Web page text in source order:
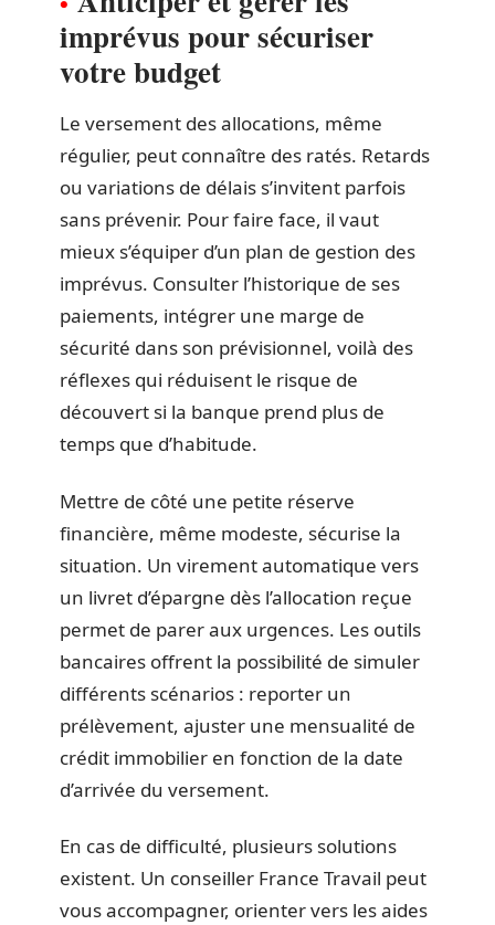
imprévus pour sécuriser
votre budget
Le versement des allocations, même
régulier, peut connaître des ratés. Retards
ou variations de délais s’invitent parfois
sans prévenir. Pour faire face, il vaut
mieux s’équiper d’un plan de gestion des
imprévus. Consulter l’historique de ses
paiements, intégrer une marge de
sécurité dans son prévisionnel, voilà des
réflexes qui réduisent le risque de
découvert si la banque prend plus de
temps que d’habitude.
Mettre de côté une petite réserve
financière, même modeste, sécurise la
situation. Un virement automatique vers
un livret d’épargne dès l’allocation reçue
permet de parer aux urgences. Les outils
bancaires offrent la possibilité de simuler
différents scénarios : reporter un
prélèvement, ajuster une mensualité de
crédit immobilier en fonction de la date
d’arrivée du versement.
En cas de difficulté, plusieurs solutions
existent. Un conseiller France Travail peut
vous accompagner, orienter vers les aides